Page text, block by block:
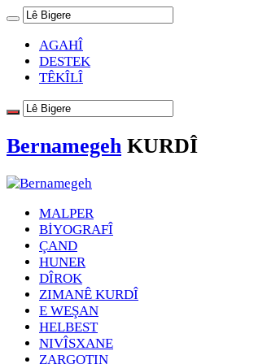
AGAHÎ
DESTEK
TÊKÎLÎ
Bernamegeh KURDÎ
MALPER
BİYOGRAFÎ
ÇAND
HUNER
DÎROK
ZIMANÊ KURDÎ
E WEŞAN
HELBEST
NIVÎSXANE
ZARGOTIN